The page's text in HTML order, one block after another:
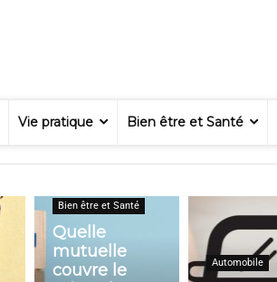
Vie pratique Bien être et Santé
Bien être et Santé
Quelle
mutuelle
couvre le
Automobile